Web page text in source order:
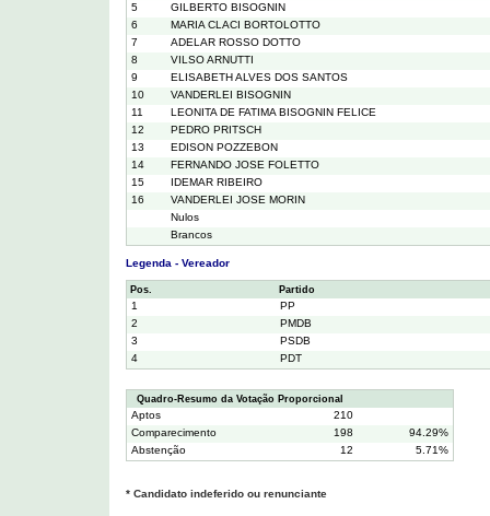
5
GILBERTO BISOGNIN
6
MARIA CLACI BORTOLOTTO
7
ADELAR ROSSO DOTTO
8
VILSO ARNUTTI
9
ELISABETH ALVES DOS SANTOS
10
VANDERLEI BISOGNIN
11
LEONITA DE FATIMA BISOGNIN FELICE
12
PEDRO PRITSCH
13
EDISON POZZEBON
14
FERNANDO JOSE FOLETTO
15
IDEMAR RIBEIRO
16
VANDERLEI JOSE MORIN
Nulos
Brancos
Legenda - Vereador
Pos. Partido
1
PP
2
PMDB
3
PSDB
4
PDT
Quadro-Resumo da Votação Proporcional
Aptos
210
Comparecimento
198
94.29%
Abstenção
12 5.71%
* Candidato indeferido ou renunciante